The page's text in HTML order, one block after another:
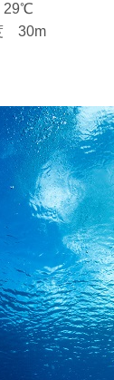
30m
や安全管理の
のみとし、素
ジラの近くで
ため、必ずこ
について
安全を最優先
あらかじめご了
的に海が穏や
自身で事前に十
ングやスキン
条件付きでの
る方は事前にご